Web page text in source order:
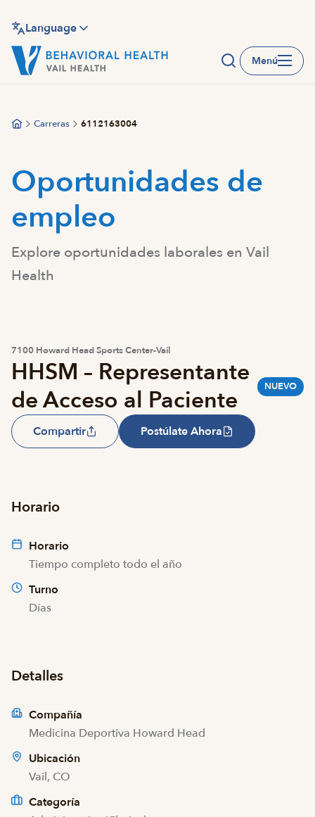
contenido
principal
Language
Menú
Carreras 6112163004
Oportunidades de
empleo
Explore oportunidades laborales en Vail
Health
7100 Howard Head Sports Center-Vail
HHSM – Representante
de Acceso al Paciente
NUEVO
Compartir Postúlate Ahora
Horario
Horario
Tiempo completo todo el año
Turno
Días
Detalles
Compañía
Medicina Deportiva Howard Head
Ubicación
Vail, CO
Categoría